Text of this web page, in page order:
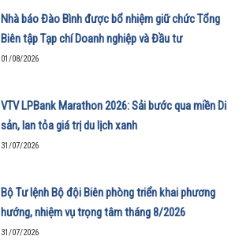
01/08/2026
Nhà báo Đào Bình được bổ nhiệm giữ chức Tổng
Biên tập Tạp chí Doanh nghiệp và Đầu tư
01/08/2026
VTV LPBank Marathon 2026: Sải bước qua miền Di
sản, lan tỏa giá trị du lịch xanh
31/07/2026
Bộ Tư lệnh Bộ đội Biên phòng triển khai phương
hướng, nhiệm vụ trọng tâm tháng 8/2026
31/07/2026